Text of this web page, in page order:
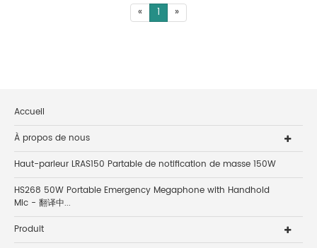
« 1 »
Accueil
À propos de nous
Haut-parleur LRAS150 Partable de notification de masse 150W
HS268 50W Portable Emergency Megaphone with Handhold
Mic - 翻译中...
Produit